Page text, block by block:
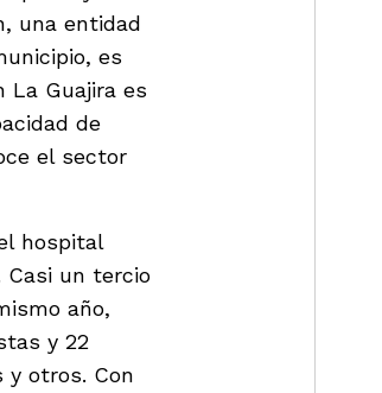
una entidad
es
La Guajira es
de
el sector
hospital
Casi un tercio
año,
y 22
y otros. Con